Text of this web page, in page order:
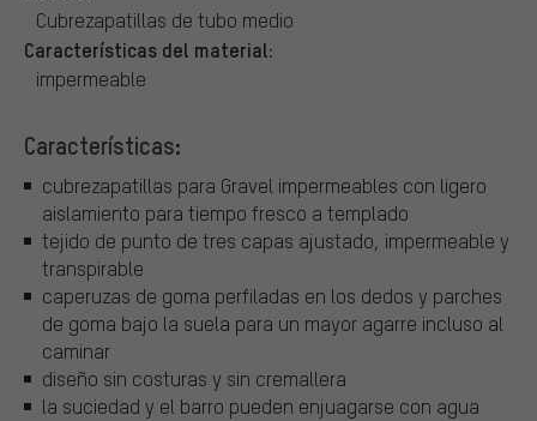
Cubrezapatillas de tubo medio
Características del material:
impermeable
Características:
cubrezapatillas para Gravel impermeables con ligero
aislamiento para tiempo fresco a templado
tejido de punto de tres capas ajustado, impermeable y
transpirable
caperuzas de goma perfiladas en los dedos y parches
de goma bajo la suela para un mayor agarre incluso al
caminar
diseño sin costuras y sin cremallera
la suciedad y el barro pueden enjuagarse con agua